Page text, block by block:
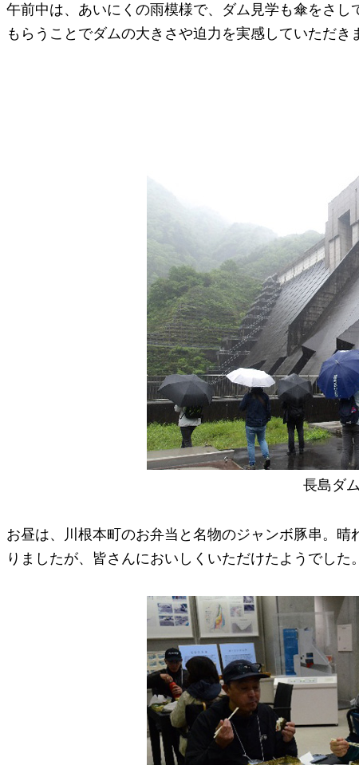
午前中は、あいにくの雨模様で、ダム見学も傘をさ
もらうことでダムの大きさや迫力を実感していただ
長島ダ
お昼は、川根本町のお弁当と名物のジャンボ豚串。
りましたが、皆さんにおいしくいただけたようでし